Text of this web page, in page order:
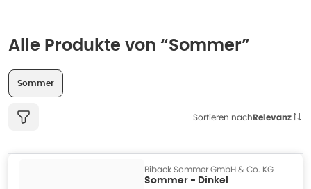
Alle Produkte von “Sommer”
Sommer
Sortieren nachRelevanz
Biback Sommer GmbH & Co. KG
Sommer - Dinkel